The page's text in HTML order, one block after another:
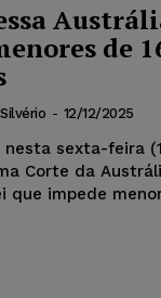
de
- 12/12/2025
nesta sexta-feira
Corte da
que impede